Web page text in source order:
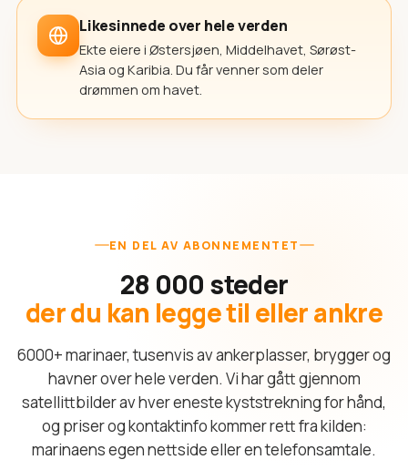
Likesinnede over hele verden
Ekte eiere i Østersjøen, Middelhavet, Sørøst-
Asia og Karibia. Du får venner som deler
drømmen om havet.
EN DEL AV ABONNEMENTET
28 000 steder
der du kan legge til eller ankre
6000+ marinaer, tusenvis av ankerplasser, brygger og
havner over hele verden. Vi har gått gjennom
satellittbilder av hver eneste kyststrekning for hånd,
og priser og kontaktinfo kommer rett fra kilden:
marinaens egen nettside eller en telefonsamtale.